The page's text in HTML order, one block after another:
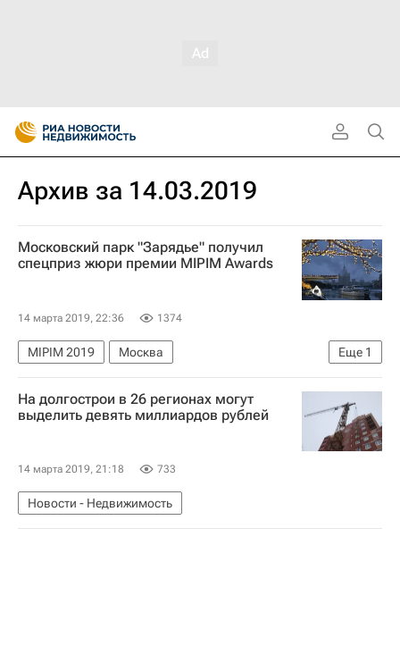
Архив за 14.03.2019
Московский парк "Зарядье" получил
спецприз жюри премии MIPIM Awards
14 марта 2019, 22:36 1374
Еще 1
MIPIM 2019
Москва
Новости - Недвижимость
На долгострои в 26 регионах могут
выделить девять миллиардов рублей
14 марта 2019, 21:18 733
Новости - Недвижимость